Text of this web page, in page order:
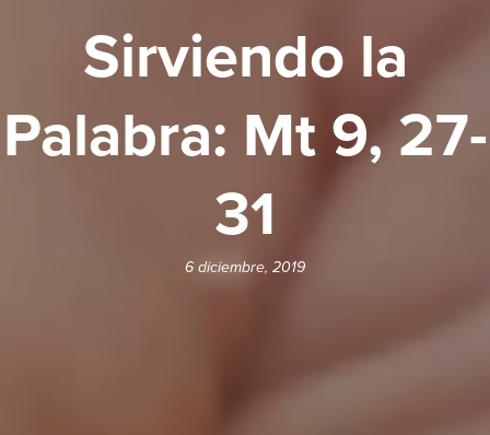
Sirviendo la
Palabra: Mt 9, 27-
31
6 diciembre, 2019